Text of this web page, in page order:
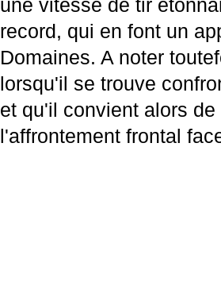
une vitesse de tir
record, qui en font un
Domaines. A noter
lorsqu'il se trouve
et qu'il convient alors
l'affrontement frontal